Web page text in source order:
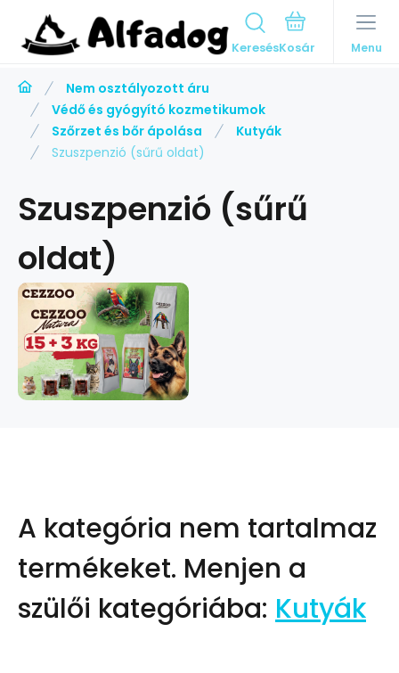
Keresés Menu
Nem osztályozott áru
Védő és gyógyító kozmetikumok
Szőrzet és bőr ápolása
Kutyák
Szuszpenzió (sűrű oldat)
Szuszpenzió (sűrű
oldat)
A kategória nem tartalmaz
termékeket. Menjen a
szülői kategóriába: Kutyák